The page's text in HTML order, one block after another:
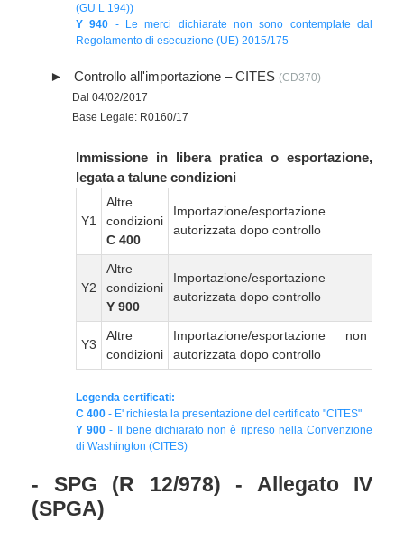
(GU L 194))
Y 940 - Le merci dichiarate non sono contemplate dal
Regolamento di esecuzione (UE) 2015/175
Controllo all'importazione – CITES (CD370)
Dal 04/02/2017
Base Legale: R0160/17
Immissione in libera pratica o esportazione,
legata a talune condizioni
Y1
Altre
condizioni
C 400
Importazione/esportazione
autorizzata dopo controllo
Y2
Altre
condizioni
Y 900
Importazione/esportazione
autorizzata dopo controllo
Y3
Altre
condizioni
Importazione/esportazione non
autorizzata dopo controllo
Legenda certificati:
C 400 - E' richiesta la presentazione del certificato "CITES"
Y 900 - Il bene dichiarato non è ripreso nella Convenzione
di Washington (CITES)
- SPG (R 12/978) - Allegato IV
(SPGA)